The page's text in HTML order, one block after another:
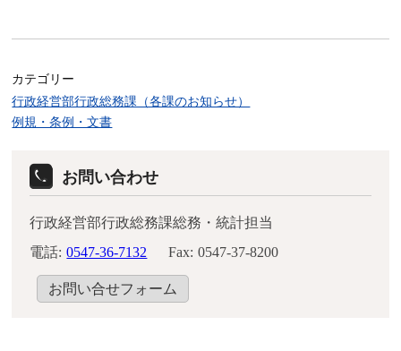
カテゴリー
行政経営部行政総務課（各課のお知らせ）
例規・条例・文書
お問い合わせ
行政経営部行政総務課総務・統計担当
電話: 0547-36-7132 Fax: 0547-37-8200
お問い合せフォーム